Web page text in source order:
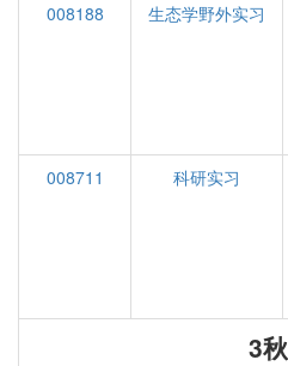
008188
生态学野外实习
008711
科研实习
3秋